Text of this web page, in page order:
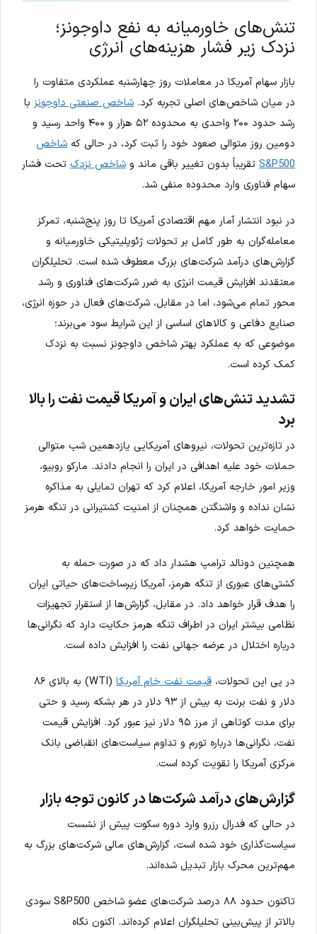
تنش‌های خاورمیانه به نفع داوجونز؛
نزدک زیر فشار هزینه‌های انرژی
بازار سهام آمریکا در معاملات روز چهارشنبه عملکردی متفاوت را
در میان شاخص‌های اصلی تجربه کرد. شاخص صنعتی داوجونز با
رشد حدود ۲۰۰ واحدی به محدوده ۵۲ هزار و ۴۰۰ واحد رسید و
دومین روز متوالی صعود خود را ثبت کرد، در حالی که شاخص
S&P500 تقریباً بدون تغییر باقی ماند و شاخص نزدک تحت فشار
سهام فناوری وارد محدوده منفی شد.
در نبود انتشار آمار مهم اقتصادی آمریکا تا روز پنج‌شنبه، تمرکز
معامله‌گران به طور کامل بر تحولات ژئوپلیتیکی خاورمیانه و
گزارش‌های درآمد شرکت‌های بزرگ معطوف شده است. تحلیلگران
معتقدند افزایش قیمت انرژی به ضرر شرکت‌های فناوری و رشد
محور تمام می‌شود، اما در مقابل، شرکت‌های فعال در حوزه انرژی،
صنایع دفاعی و کالاهای اساسی از این شرایط سود می‌برند؛
موضوعی که به عملکرد بهتر شاخص داوجونز نسبت به نزدک
کمک کرده است.
تشدید تنش‌های ایران و آمریکا قیمت نفت را بالا
برد
در تازه‌ترین تحولات، نیروهای آمریکایی یازدهمین شب متوالی
حملات خود علیه اهدافی در ایران را انجام دادند. مارکو روبیو،
وزیر امور خارجه آمریکا، اعلام کرد که تهران تمایلی به مذاکره
نشان نداده و واشنگتن همچنان از امنیت کشتیرانی در تنگه هرمز
حمایت خواهد کرد.
همچنین دونالد ترامپ هشدار داد که در صورت حمله به
کشتی‌های عبوری از تنگه هرمز، آمریکا زیرساخت‌های حیاتی ایران
را هدف قرار خواهد داد. در مقابل، گزارش‌ها از استقرار تجهیزات
نظامی بیشتر ایران در اطراف تنگه هرمز حکایت دارد که نگرانی‌ها
درباره اختلال در عرضه جهانی نفت را افزایش داده است.
در پی این تحولات، قیمت نفت خام آمریکا
(WTI) به بالای ۸۶
دلار و نفت برنت به بیش از ۹۳ دلار در هر بشکه رسید و حتی
برای مدت کوتاهی از مرز ۹۵ دلار نیز عبور کرد. افزایش قیمت
نفت، نگرانی‌ها درباره تورم و تداوم سیاست‌های انقباضی بانک
مرکزی آمریکا را تقویت کرده است.
گزارش‌های درآمد شرکت‌ها در کانون توجه بازار
در حالی که فدرال رزرو وارد دوره سکوت پیش از نشست
سیاست‌گذاری خود شده است، گزارش‌های مالی شرکت‌های بزرگ به
مهم‌ترین محرک بازار تبدیل شده‌اند.
تاکنون حدود ۸۸ درصد شرکت‌های عضو شاخص S&P500 سودی
بالاتر از پیش‌بینی تحلیلگران اعلام کرده‌اند. اکنون نگاه